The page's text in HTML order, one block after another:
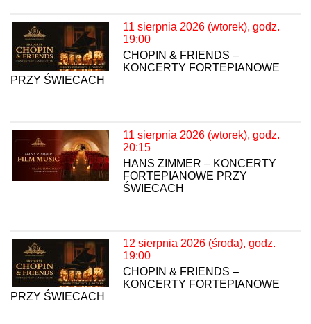
11 sierpnia 2026 (wtorek), godz.
19:00
CHOPIN & FRIENDS –
KONCERTY FORTEPIANOWE
PRZY ŚWIECACH
11 sierpnia 2026 (wtorek), godz.
20:15
HANS ZIMMER – KONCERTY
FORTEPIANOWE PRZY
ŚWIECACH
12 sierpnia 2026 (środa), godz.
19:00
CHOPIN & FRIENDS –
KONCERTY FORTEPIANOWE
PRZY ŚWIECACH